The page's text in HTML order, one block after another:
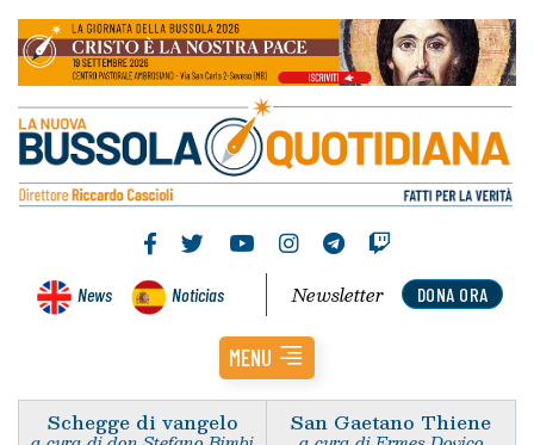
News Noticias DONA ORA
Newsletter
MENU
Schegge di vangelo San Gaetano Thiene